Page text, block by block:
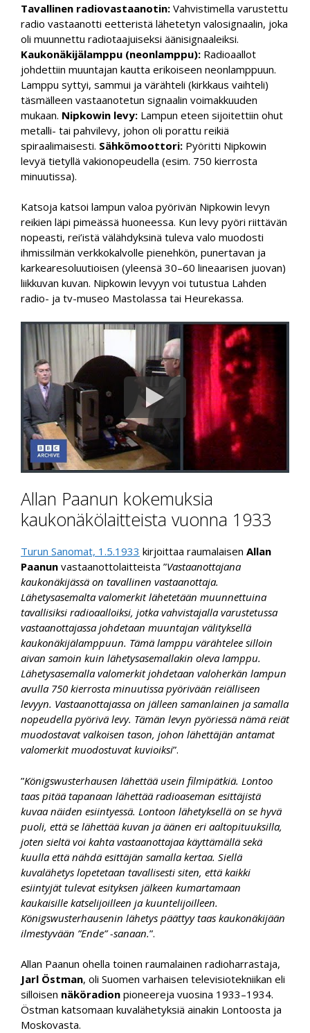
Tavallinen radiovastaanotin: Vahvistimella varustettu
radio vastaanotti eetteristä lähetetyn valosignaalin, joka
oli muunnettu radiotaajuiseksi äänisignaaleiksi.
Kaukonäkijälamppu (neonlamppu): Radioaallot
johdettiin muuntajan kautta erikoiseen neonlamppuun.
Lamppu syttyi, sammui ja värähteli (kirkkaus vaihteli)
täsmälleen vastaanotetun signaalin voimakkuuden
mukaan. Nipkowin levy: Lampun eteen sijoitettiin ohut
metalli- tai pahvilevy, johon oli porattu reikiä
spiraalimaisesti. Sähkömoottori: Pyöritti Nipkowin
levyä tietyllä vakionopeudella (esim. 750 kierrosta
minuutissa).
Katsoja katsoi lampun valoa pyörivän Nipkowin levyn
reikien läpi pimeässä huoneessa. Kun levy pyöri riittävän
nopeasti, rei’istä välähdyksinä tuleva valo muodosti
ihmissilmän verkkokalvolle pienehkön, punertavan ja
karkearesoluutioisen (yleensä 30–60 lineaarisen juovan)
liikkuvan kuvan. Nipkowin levyyn voi tutustua Lahden
radio- ja tv-museo Mastolassa tai Heurekassa.
Allan Paanun kokemuksia
kaukonäkölaitteista vuonna 1933
Turun Sanomat, 1.5.1933 kirjoittaa raumalaisen Allan
Paanun vastaanottolaitteista ”Vastaanottajana
kaukonäkijässä on tavallinen vastaanottaja.
Lähetysasemalta valomerkit lähetetään muunnettuina
tavallisiksi radioaalloiksi, jotka vahvistajalla varustetussa
vastaanottajassa johdetaan muuntajan välityksellä
kaukonäkijälamppuun. Tämä lamppu värähtelee silloin
aivan samoin kuin lähetysasemallakin oleva lamppu.
Lähetysasemalla valomerkit johdetaan valoherkän lampun
avulla 750 kierrosta minuutissa pyörivään reiälliseen
levyyn. Vastaanottajassa on jälleen samanlainen ja samalla
nopeudella pyörivä levy. Tämän levyn pyöriessä nämä reiät
muodostavat valkoisen tason, johon lähettäjän antamat
valomerkit muodostuvat kuvioiksi”.
”Königswusterhausen lähettää usein filmipätkiä. Lontoo
taas pitää tapanaan lähettää radioaseman esittäjistä
kuvaa näiden esiintyessä. Lontoon lähetyksellä on se hyvä
puoli, että se lähettää kuvan ja äänen eri aaltopituuksilla,
joten sieltä voi kahta vastaanottajaa käyttämällä sekä
kuulla että nähdä esittäjän samalla kertaa. Siellä
kuvalähetys lopetetaan tavallisesti siten, että kaikki
esiintyjät tulevat esityksen jälkeen kumartamaan
kaukaisille katselijoilleen ja kuuntelijoilleen.
Königswusterhausenin lähetys päättyy taas kaukonäkijään
ilmestyvään ”Ende” -sanaan.”.
Allan Paanun ohella toinen raumalainen radioharrastaja,
Jarl Östman, oli Suomen varhaisen televisiotekniikan eli
silloisen näköradion pioneereja vuosina 1933–1934.
Östman katsomaan kuvalähetyksiä ainakin Lontoosta ja
Moskovasta.